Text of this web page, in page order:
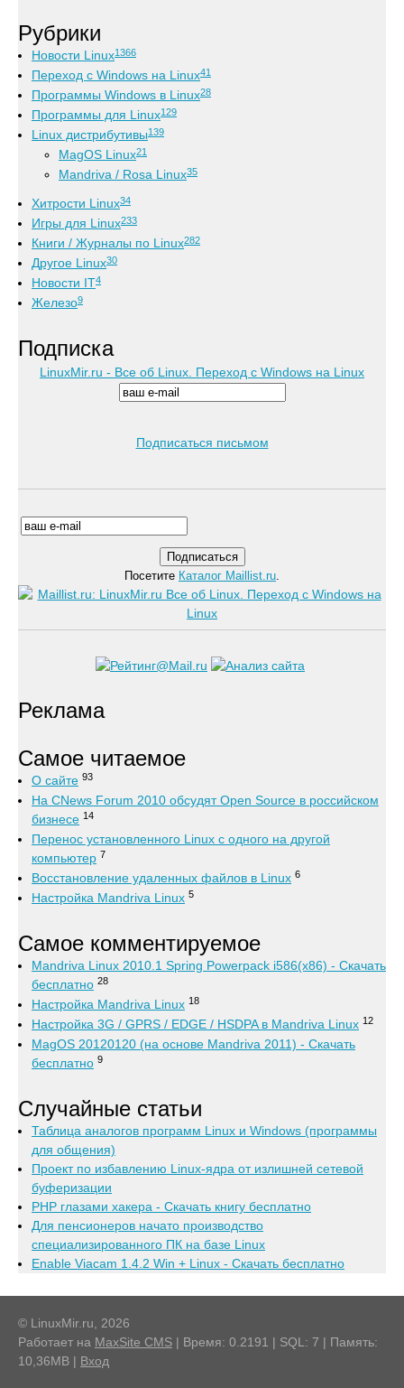
Рубрики
Новости Linux1366
Переход с Windows на Linux41
Программы Windows в Linux28
Программы для Linux129
Linux дистрибутивы139
MagOS Linux21
Mandriva / Rosa Linux35
Хитрости Linux34
Игры для Linux233
Книги / Журналы по Linux282
Другое Linux30
Новости IT4
Железо9
Подписка
LinuxMir.ru - Все об Linux. Переход с Windows на Linux
Подписаться письмом
Посетите Каталог Maillist.ru.
Реклама
Самое читаемое
О сайте 93
На CNews Forum 2010 обсудят Open Source в российском
бизнесе 14
Перенос установленного Linux с одного на другой
компьютер 7
Восстановление удаленных файлов в Linux 6
Настройка Mandriva Linux 5
Самое комментируемое
Mandriva Linux 2010.1 Spring Powerpack i586(x86) - Скачать
бесплатно 28
Настройка Mandriva Linux 18
Настройка 3G / GPRS / EDGE / HSDPA в Mandriva Linux 12
MagOS 20120120 (на основе Mandriva 2011) - Скачать
бесплатно 9
Случайные статьи
Таблица аналогов программ Linux и Windows (программы
для общения)
Проект по избавлению Linux-ядра от излишней сетевой
буферизации
PHP глазами хакера - Скачать книгу бесплатно
Для пенсионеров начато производство
специализированного ПК на базе Linux
Enable Viacam 1.4.2 Win + Linux - Скачать бесплатно
© LinuxMir.ru, 2026
Работает на MaxSite CMS | Время: 0.2191 | SQL: 7 | Память:
10,36MB | Вход